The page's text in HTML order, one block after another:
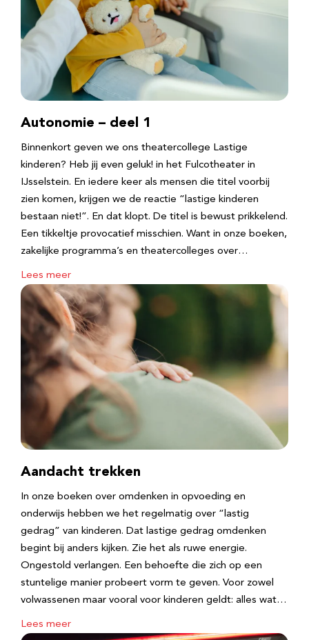
Autonomie – deel 1
Binnenkort geven we ons theatercollege Lastige
kinderen? Heb jij even geluk! in het Fulcotheater in
IJsselstein. En iedere keer als mensen die titel voorbij
zien komen, krijgen we de reactie “lastige kinderen
bestaan niet!”. En dat klopt. De titel is bewust prikkelend.
Een tikkeltje provocatief misschien. Want in onze boeken,
zakelijke programma’s en theatercolleges over…
Lees meer
Aandacht trekken
In onze boeken over omdenken in opvoeding en
onderwijs hebben we het regelmatig over “lastig
gedrag” van kinderen. Dat lastige gedrag omdenken
begint bij anders kijken. Zie het als ruwe energie.
Ongestold verlangen. Een behoefte die zich op een
stuntelige manier probeert vorm te geven. Voor zowel
volwassenen maar vooral voor kinderen geldt: alles wat…
Lees meer